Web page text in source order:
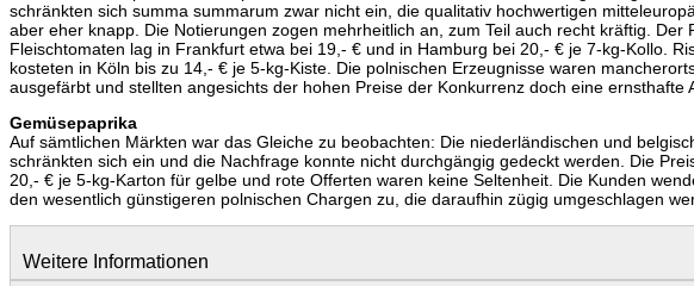
schränkten sich summa summarum zwar nicht ein, die qualitativ hochwertigen
aber eher knapp. Die Notierungen zogen mehrheitlich an, zum Teil auch recht kräftig. Der
Fleischtomaten lag in Frankfurt etwa bei 19,- € und in Hamburg bei 20,- € je 7-kg-Kollo.
kosteten in Köln bis zu 14,- € je 5-kg-Kiste. Die polnischen Erzeugnisse waren
ausgefärbt und stellten angesichts der hohen Preise der Konkurrenz doch eine ernsthafte
Gemüsepaprika
Auf sämtlichen Märkten war das Gleiche zu beobachten: Die niederländischen und
schränkten sich ein und die Nachfrage konnte nicht durchgängig gedeckt werden. Die
20,- € je 5-kg-Karton für gelbe und rote Offerten waren keine Seltenheit. Die Kunden
den wesentlich günstigeren polnischen Chargen zu, die daraufhin zügig umgeschlagen
Weitere Informationen